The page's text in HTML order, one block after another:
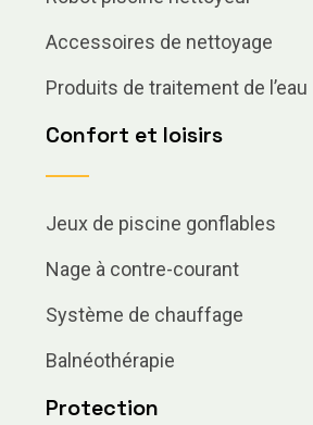
Accessoires de nettoyage
Produits de traitement de l’eau
Confort et loisirs
Jeux de piscine gonflables
Nage à contre-courant
Système de chauffage
Balnéothérapie
Protection